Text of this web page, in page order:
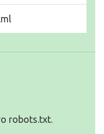
robots.txt.